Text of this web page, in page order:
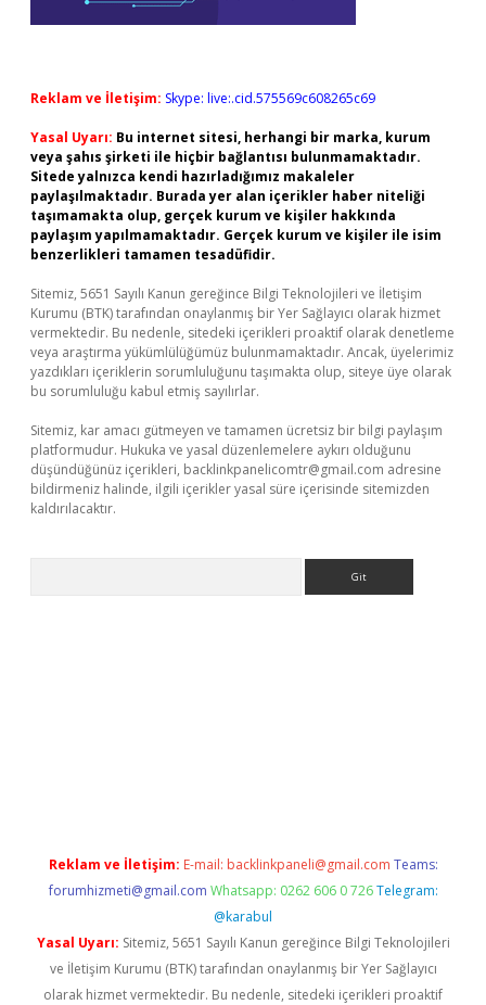
Reklam ve İletişim: Skype: live:.cid.575569c608265c69
Yasal Uyarı: Bu internet sitesi, herhangi bir marka, kurum
veya şahıs şirketi ile hiçbir bağlantısı bulunmamaktadır.
Sitede yalnızca kendi hazırladığımız makaleler
paylaşılmaktadır. Burada yer alan içerikler haber niteliği
taşımamakta olup, gerçek kurum ve kişiler hakkında
paylaşım yapılmamaktadır. Gerçek kurum ve kişiler ile isim
benzerlikleri tamamen tesadüfidir.
Sitemiz, 5651 Sayılı Kanun gereğince Bilgi Teknolojileri ve İletişim
Kurumu (BTK) tarafından onaylanmış bir Yer Sağlayıcı olarak hizmet
vermektedir. Bu nedenle, sitedeki içerikleri proaktif olarak denetleme
veya araştırma yükümlülüğümüz bulunmamaktadır. Ancak, üyelerimiz
yazdıkları içeriklerin sorumluluğunu taşımakta olup, siteye üye olarak
bu sorumluluğu kabul etmiş sayılırlar.
Sitemiz, kar amacı gütmeyen ve tamamen ücretsiz bir bilgi paylaşım
platformudur. Hukuka ve yasal düzenlemelere aykırı olduğunu
düşündüğünüz içerikleri, backlinkpanelicomtr@gmail.com adresine
bildirmeniz halinde, ilgili içerikler yasal süre içerisinde sitemizden
kaldırılacaktır.
Reklam ve İletişim: E-mail: backlinkpaneli@gmail.com Teams:
forumhizmeti@gmail.com Whatsapp: 0262 606 0 726 Telegram:
@karabul
Yasal Uyarı: Sitemiz, 5651 Sayılı Kanun gereğince Bilgi Teknolojileri
ve İletişim Kurumu (BTK) tarafından onaylanmış bir Yer Sağlayıcı
olarak hizmet vermektedir. Bu nedenle, sitedeki içerikleri proaktif